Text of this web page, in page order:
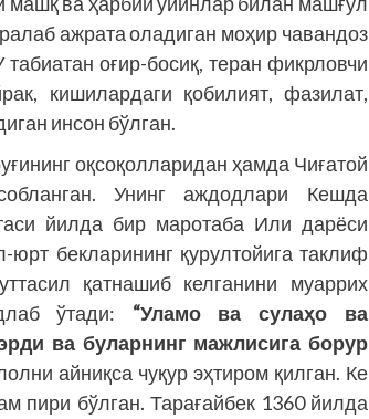
ажрата оладиган моҳир чавандоз
оғир-босиқ, теран фикрловчи
кишилардаги қобилият, фазилат,
инсон бўлган.
оқсоқолларидан ҳамда Чиғатой
Унинг аждодлари Кешда
йилда бир маротаба Или дарёси
бекларининг қурултойига таклиф
қатнашиб келганини муаррих
ўтади: “Уламо ва сулаҳо ва
ва буларнинг мажлисига борур
айниқса чуқур эҳтиром қилган. Ке
пири бўлган. Тарағайбек 1360 йилда